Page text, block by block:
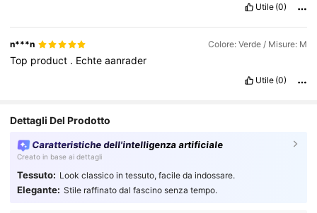
Utile (0)
n***n Colore: Verde / Misure: M
Top product . Echteaanrader
Utile (0)
Dettagli Del Prodotto
Caratteristiche dell'intelligenza artificiale
Creato in base ai dettagli
Tessuto: Look classico in tessuto, facile da indossare.
Elegante: Stile raffinato dal fascino senza tempo.